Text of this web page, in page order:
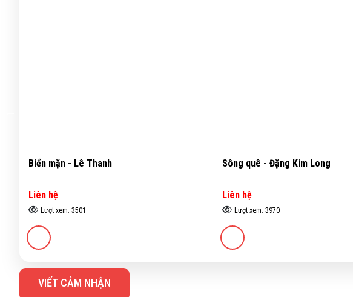
Biển mặn - Lê Thanh
Liên hệ
Lượt xem: 3501
Sông quê - Đặng Kim Long
Liên hệ
Lượt xem: 3970
VIẾT CẢM NHẬN